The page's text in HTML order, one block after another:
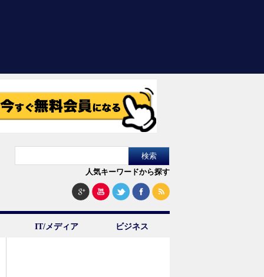
人気キーワードから探す
IT/メディア ビジネス